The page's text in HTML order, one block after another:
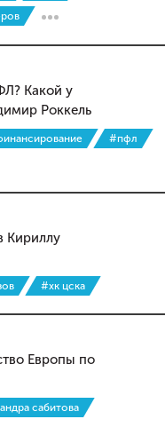
Какой у
Роккель
#пфл
Кириллу
#хк цска
Европы по
сабитова